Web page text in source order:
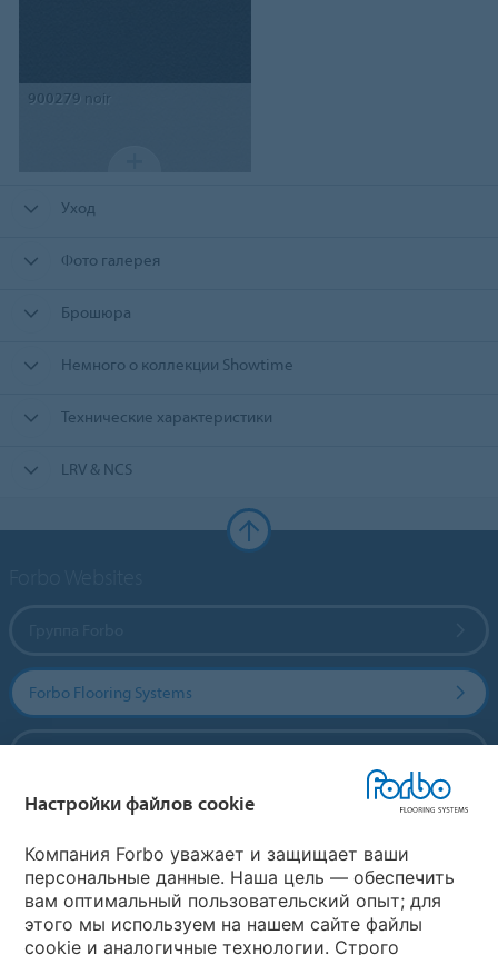
900279 noir
Уход
Фото галерея
Брошюра
Немного о коллекции Showtime
Технические характеристики
LRV & NCS
Forbo Flooring Systems
Выберите страну
Выберите вашу страну
Настройки файлов cookie
Компания Forbo уважает и защищает ваши
персональные данные. Наша цель — обеспечить
вам оптимальный пользовательский опыт; для
этого мы используем на нашем сайте файлы
cookie и аналогичные технологии. Строго